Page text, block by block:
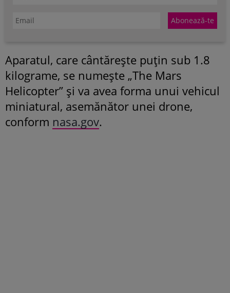
Aparatul, care cântărește puțin sub 1.8
kilograme, se numește „The Mars
Helicopter” și va avea forma unui vehicul
miniatural, asemănător unei drone,
conform nasa.gov.